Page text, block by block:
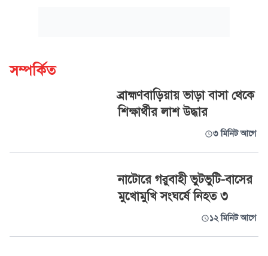
সম্পর্কিত
ব্রাহ্মণবাড়িয়ায় ভাড়া বাসা থেকে
শিক্ষার্থীর লাশ উদ্ধার
৩ মিনিট আগে
নাটোরে গরুবাহী ভুটভুটি-বাসের
মুখোমুখি সংঘর্ষে নিহত ৩
১২ মিনিট আগে